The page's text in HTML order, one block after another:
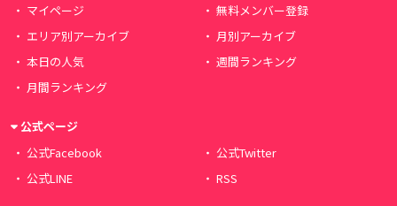
マイページ
無料メンバー登録
エリア別アーカイブ
月別アーカイブ
本日の人気
週間ランキング
月間ランキング
公式ページ
公式Facebook
公式Twitter
公式LINE
RSS